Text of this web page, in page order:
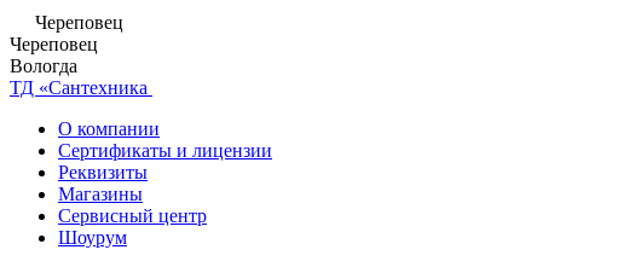
Череповец
Череповец
Вологда
ТД «Сантехника
О компании
Сертификаты и лицензии
Реквизиты
Магазины
Сервисный центр
Шоурум